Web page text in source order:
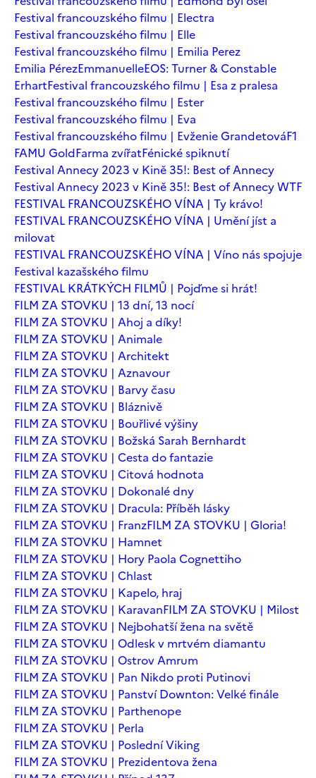
Festival francouzského filmu | Electra
Festival francouzského filmu | Elle
Festival francouzského filmu | Emilia Perez
Emilia PérezEmmanuelleEOS: Turner & Constable
ErhartFestival francouzského filmu | Esa z pralesa
Festival francouzského filmu | Ester
Festival francouzského filmu | Eva
Festival francouzského filmu | Evženie GrandetováF1
FAMU GoldFarma zvířatFénické spiknutí
Festival Annecy 2023 v Kině 35!: Best of Annecy
Festival Annecy 2023 v Kině 35!: Best of Annecy WTF
FESTIVAL FRANCOUZSKÉHO VÍNA | Ty krávo!
FESTIVAL FRANCOUZSKÉHO VÍNA | Umění jíst a
milovat
FESTIVAL FRANCOUZSKÉHO VÍNA | Víno nás spojuje
Festival kazašského filmu
FESTIVAL KRÁTKÝCH FILMŮ | Pojďme si hrát!
FILM ZA STOVKU | 13 dní, 13 nocí
FILM ZA STOVKU | Ahoj a díky!
FILM ZA STOVKU | Animale
FILM ZA STOVKU | Architekt
FILM ZA STOVKU | Aznavour
FILM ZA STOVKU | Barvy času
FILM ZA STOVKU | Bláznivě
FILM ZA STOVKU | Bouřlivé výšiny
FILM ZA STOVKU | Božská Sarah Bernhardt
FILM ZA STOVKU | Cesta do fantazie
FILM ZA STOVKU | Citová hodnota
FILM ZA STOVKU | Dokonalé dny
FILM ZA STOVKU | Dracula: Příběh lásky
FILM ZA STOVKU | FranzFILM ZA STOVKU | Gloria!
FILM ZA STOVKU | Hamnet
FILM ZA STOVKU | Hory Paola Cognettiho
FILM ZA STOVKU | Chlast
FILM ZA STOVKU | Kapelo, hraj
FILM ZA STOVKU | KaravanFILM ZA STOVKU | Milost
FILM ZA STOVKU | Nejbohatší žena na světě
FILM ZA STOVKU | Odlesk v mrtvém diamantu
FILM ZA STOVKU | Ostrov Amrum
FILM ZA STOVKU | Pan Nikdo proti Putinovi
FILM ZA STOVKU | Panství Downton: Velké finále
FILM ZA STOVKU | Parthenope
FILM ZA STOVKU | Perla
FILM ZA STOVKU | Poslední Viking
FILM ZA STOVKU | Prezidentova žena